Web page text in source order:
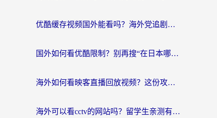
优酷缓存视频国外能看吗？海外党追剧看片的终极解决方案来了
国外如何看优酷限制？别再搜“在日本哪个软件可以看中国电视剧”，这篇教你搞定
海外如何看映客直播回放视频？这份攻略帮你搞定（附腾讯优酷观看技巧）
海外可以看cctv的网站吗？留学生亲测有效的回国追剧方案